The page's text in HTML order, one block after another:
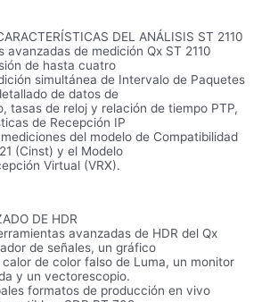
DEL ANÁLISIS ST 2110
avanzadas de medición Qx ST 2110
de hasta cuatro
simultánea de Intervalo de Paquetes
de datos de
tasas de reloj y relación de tiempo PTP,
de Recepción IP
del modelo de Compatibilidad
(Cinst) y el Modelo
Virtual (VRX).
DE HDR
avanzadas de HDR del Qx
de señales, un gráfico
calor de color falso de Luma, un monitor
y un vectorescopio.
formatos de producción en vivo